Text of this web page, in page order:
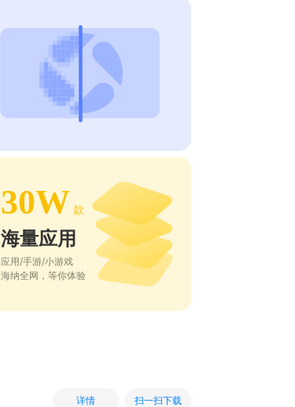
30W 款
海量应用
应用/手游/小游戏
海纳全网，等你体验
详情 扫一扫下载